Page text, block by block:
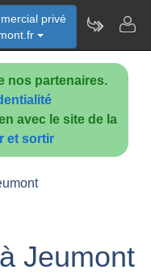
nos partenaires.
avec le site de la
et sortir
privé
Jeumont